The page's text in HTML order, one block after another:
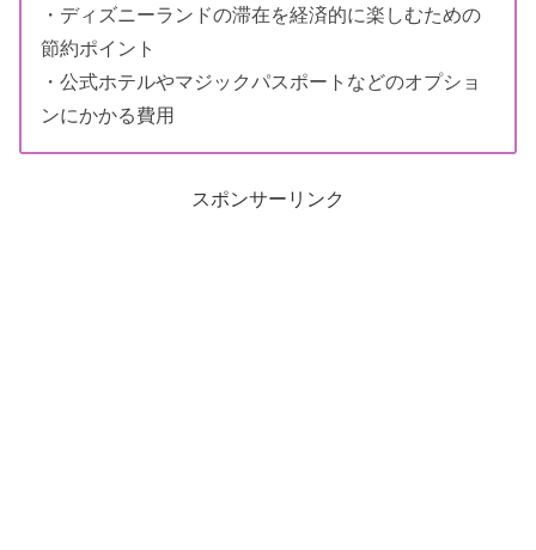
・ディズニーランドの滞在を経済的に楽しむための
節約ポイント
・公式ホテルやマジックパスポートなどのオプショ
ンにかかる費用
スポンサーリンク